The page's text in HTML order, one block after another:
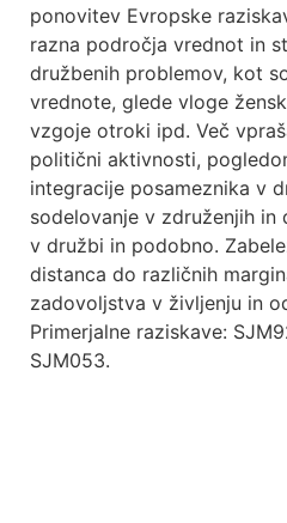
ponovitev Evropske
razna področja vrednot in
družbenih problemov, kot
vrednote, glede vloge
vzgoje otroki ipd. Več
politični aktivnosti,
integracije posameznika v
sodelovanje v združenjih in
v družbi in podobno.
distanca do različnih
zadovoljstva v življenju in
Primerjalne raziskave:
SJM053.